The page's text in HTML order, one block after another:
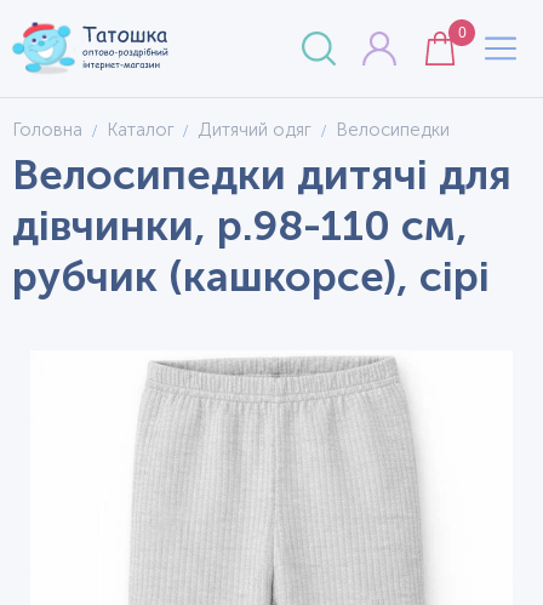
0
Головна Каталог Дитячий одяг Велосипедки
Велосипедки дитячі для
дівчинки, р.98-110 см,
рубчик (кашкорсе), сірі